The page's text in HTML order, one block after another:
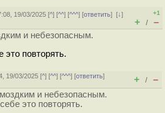
19/03/2025 [^] [^^] [^^^] [ответить][↓]
+1
+ / –
и небезопасным.
это повторять.
19/03/2025 [^] [^^] [^^^] [ответить]
+ / –
и небезопасным.
это повторять.